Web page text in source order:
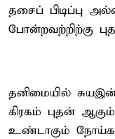
தசைப் பிடிப்பு
போன்றவற்றிற்கு
தனிமையில்
கிரகம் புதன்
உண்டாகும்